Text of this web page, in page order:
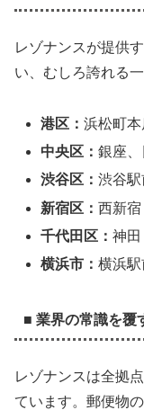
レゾナンスが提供
い、むしろ誇れる
港区：浜松町
中央区：銀座
渋谷区：渋谷
新宿区：西新宿
千代田区：神田
横浜市：横浜駅
■ 業界の常識を覆
レゾナンスは全拠
ています。郵便物